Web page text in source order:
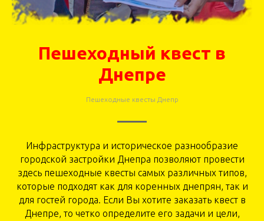
Пешеходный квест в
Днепре
Пешеходные квесты Днепр
Инфраструктура и историческое разнообразие
городской застройки Днепра позволяют провести
здесь пешеходные квесты самых различных типов,
которые подходят как для коренных днепрян, так и
для гостей города. Если Вы хотите заказать квест в
Днепре, то четко определите его задачи и цели,